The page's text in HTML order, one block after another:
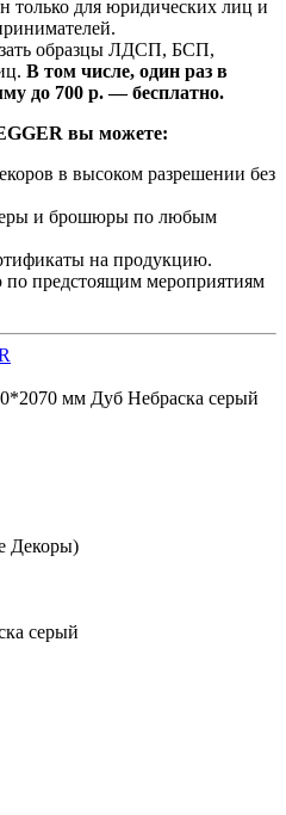
только для юридических лиц и
образцы ЛДСП, БСП,
В том числе, один раз в
до 700 р. — бесплатно.
вы можете:
в высоком разрешении без
и брошюры по любым
на продукцию.
предстоящим мероприятиям
Декоры)
серый